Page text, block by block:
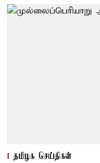
தமிழக செய்திகள்